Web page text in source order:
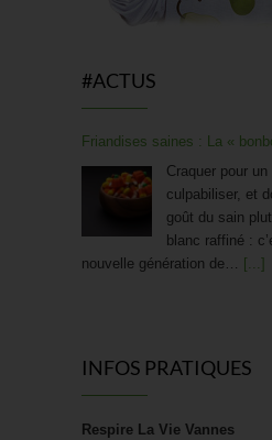
#ACTUS
Friandises saines : La «
Craquer pour
culpabiliser, et
goût du sain
blanc raffiné :
nouvelle génération de… [...]
Chez Sevellia,
créateurs qui
Aujourd’hui,
INFOS PRATIQUES
Respire La Vie Vannes